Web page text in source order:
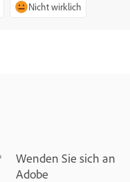
Nicht wirklich
Wenden Sie sich an
Adobe